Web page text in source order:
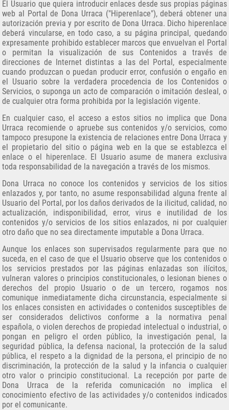
El Usuario que quiera introducir enlaces desde sus propias páginas
web al Portal de Dona Urraca ("Hiperenlace"), deberá obtener una
autorización previa y por escrito de Dona Urraca. Dicho hiperenlace
deberá vincularse, en todo caso, a su página principal, quedando
expresamente prohibido establecer marcos que envuelvan el Portal
o permitan la visualización de sus Contenidos a través de
direcciones de Internet distintas a las del Portal, especialmente
cuando produzcan o puedan producir error, confusión o engaño en
el Usuario sobre la verdadera procedencia de los Contenidos o
Servicios, o suponga un acto de comparación o imitación desleal, o
de cualquier otra forma prohibida por la legislación vigente.
En cualquier caso, el acceso a estos sitios no implica que Dona
Urraca recomiende o apruebe sus contenidos y/o servicios, como
tampoco presupone la existencia de relaciones entre Dona Urraca y
el propietario del sitio o página web en la que se establezca el
enlace o el hiperenlace. El Usuario asume de manera exclusiva
toda responsabilidad de la navegación a través de los mismos.
Dona Urraca no conoce los contenidos y servicios de los sitios
enlazados y, por tanto, no asume responsabilidad alguna frente al
Usuario del Portal, por los daños derivados de la ilicitud, calidad, no
actualización, indisponibilidad, error, virus e inutilidad de los
contenidos y/o servicios de los sitios enlazados, ni por cualquier
otro daño que no sea directamente imputable a Dona Urraca.
Aunque los enlaces son supervisados regularmente para que no
suceda, en el caso de que el Usuario observe que los contenidos o
los servicios prestados por las páginas enlazadas son ilícitos,
vulneran valores o principios constitucionales, o lesionan bienes o
derechos del propio Usuario o de un tercero, rogamos nos
comunique inmediatamente dicha circunstancia, especialmente si
los enlaces consisten en actividades o contenidos susceptibles de
ser considerados delictivos conforme a la normativa penal
española, o violen derechos de propiedad intelectual o industrial, o
pongan en peligro el orden público, la investigación penal, la
seguridad pública, la defensa nacional, la protección de la salud
pública, el respeto a la dignidad de la persona, el principio de no
discriminación, la protección de la salud y la infancia o cualquier
otro valor o principio constitucional. La recepción por parte de
Dona Urraca de la referida comunicación no implica el
conocimiento efectivo de las actividades y/o contenidos indicados
por el comunicante.